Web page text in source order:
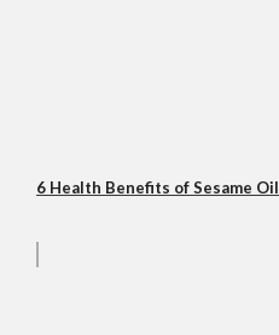
6 Health Benefits of Sesame Oil